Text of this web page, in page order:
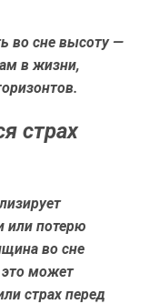
во сне высоту —
в жизни,
страх
или потерю
во сне
может
страх перед